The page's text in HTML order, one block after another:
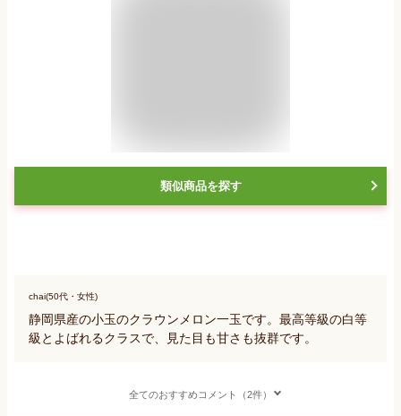
類似商品を探す
chai(50代・女性)
静岡県産の小玉のクラウンメロン一玉です。最高等級の白等
級とよばれるクラスで、見た目も甘さも抜群です。
全てのおすすめコメント（2件）